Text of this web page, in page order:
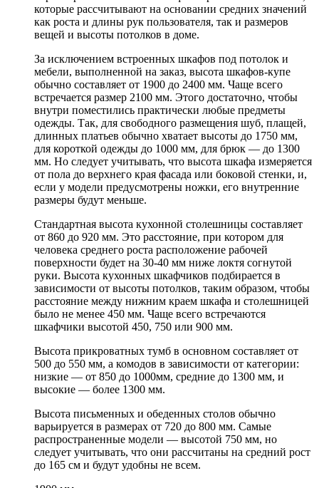
которые рассчитывают на основании средних значений
как роста и длины рук пользователя, так и размеров
вещей и высоты потолков в доме.
За исключением встроенных шкафов под потолок и
мебели, выполненной на заказ, высота шкафов-купе
обычно составляет от 1900 до 2400 мм. Чаще всего
встречается размер 2100 мм. Этого достаточно, чтобы
внутри поместились практически любые предметы
одежды. Так, для свободного размещения шуб, плащей,
длинных платьев обычно хватает высоты до 1750 мм,
для короткой одежды до 1000 мм, для брюк — до 1300
мм. Но следует учитывать, что высота шкафа измеряется
от пола до верхнего края фасада или боковой стенки, и,
если у модели предусмотрены ножки, его внутренние
размеры будут меньше.
Стандартная высота кухонной столешницы составляет
от 860 до 920 мм. Это расстояние, при котором для
человека среднего роста расположение рабочей
поверхности будет на 30-40 мм ниже локтя согнутой
руки. Высота кухонных шкафчиков подбирается в
зависимости от высоты потолков, таким образом, чтобы
расстояние между нижним краем шкафа и столешницей
было не менее 450 мм. Чаще всего встречаются
шкафчики высотой 450, 750 или 900 мм.
Высота прикроватных тумб в основном составляет от
500 до 550 мм, а комодов в зависимости от категории:
низкие — от 850 до 1000мм, средние до 1300 мм, и
высокие — более 1300 мм.
Высота письменных и обеденных столов обычно
варьируется в размерах от 720 до 800 мм. Самые
распространенные модели — высотой 750 мм, но
следует учитывать, что они рассчитаны на средний рост
до 165 см и будут удобны не всем.